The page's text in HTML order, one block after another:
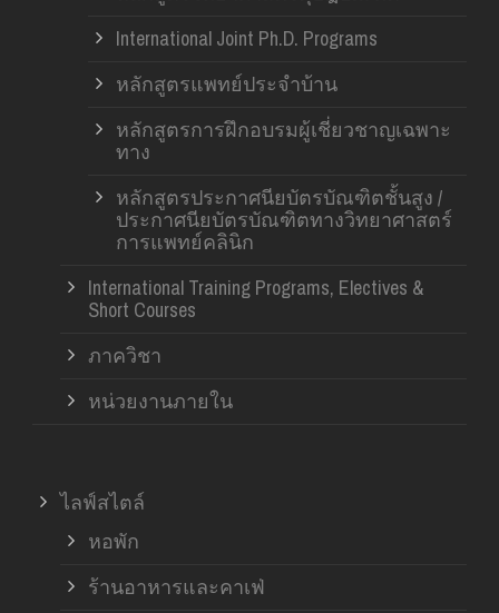
International Joint Ph.D. Programs
หลักสูตรแพทย์ประจำบ้าน
หลักสูตรการฝึกอบรมผู้เชี่ยวชาญเฉพาะ
ทาง
หลักสูตรประกาศนียบัตรบัณฑิตชั้นสูง /
ประกาศนียบัตรบัณฑิตทางวิทยาศาสตร์
การแพทย์คลินิก
International Training Programs, Electives &
Short Courses
ภาควิชา
หน่วยงานภายใน
ไลฟ์สไตล์
หอพัก
ร้านอาหารและคาเฟ่